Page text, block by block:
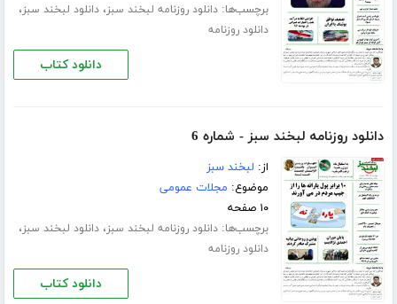
برچسب‌ها:دانلود روزنامه لبخند سبز،دانلود لبخند سبز،
دانلود روزنامه
دانلود کتاب
دانلود روزنامه لبخند سبز - شماره 6
از: لبخند سبز
موضوع: مجلات عمومی
۱۰ صفحه
برچسب‌ها:دانلود روزنامه لبخند سبز،دانلود لبخند سبز،
دانلود روزنامه
دانلود کتاب